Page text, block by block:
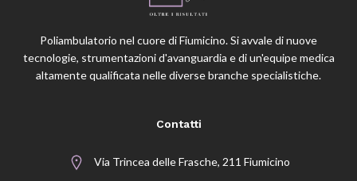
Poliambulatorio nel cuore di Fiumicino. Si avvale di nuove
tecnologie, strumentazioni d'avanguardia e di un'equipe medica
altamente qualificata nelle diverse branche specialistiche.
Contatti
Via Trincea delle Frasche, 211 Fiumicino